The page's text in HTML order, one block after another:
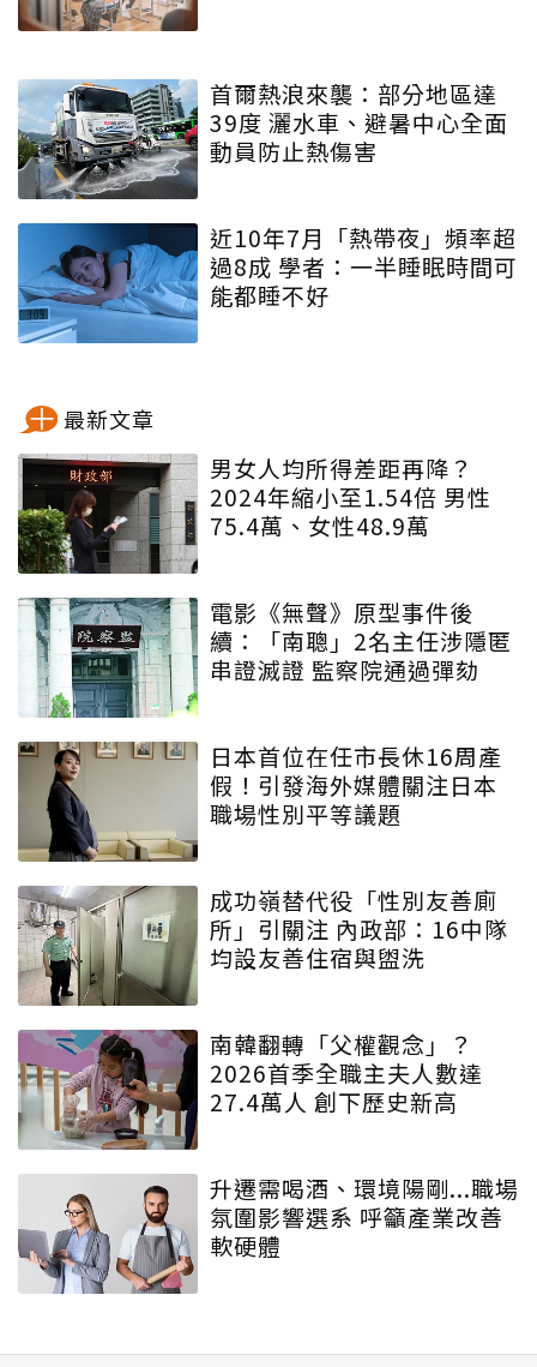
首爾熱浪來襲：部分地區達
39度 灑水車、避暑中心全面
動員防止熱傷害
近10年7月「熱帶夜」頻率超
過8成 學者：一半睡眠時間可
能都睡不好
最新文章
男女人均所得差距再降？
2024年縮小至1.54倍 男性
75.4萬、女性48.9萬
電影《無聲》原型事件後
續：「南聰」2名主任涉隱匿
串證滅證 監察院通過彈劾
日本首位在任市長休16周產
假！引發海外媒體關注日本
職場性別平等議題
成功嶺替代役「性別友善廁
所」引關注 內政部：16中隊
均設友善住宿與盥洗
南韓翻轉「父權觀念」？
2026首季全職主夫人數達
27.4萬人 創下歷史新高
升遷需喝酒、環境陽剛...職場
氛圍影響選系 呼籲產業改善
軟硬體